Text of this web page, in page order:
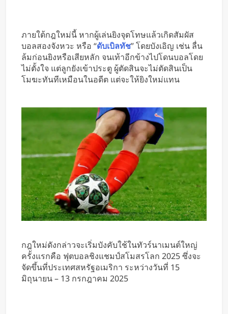
ภายใต้กฎใหม่นี้ หากผู้เล่นยิงจุดโทษแล้วเกิดสัมผัส
บอลสองจังหวะ หรือ “ดับเบิลทัช” โดยบังเอิญ เช่น ลื่น
ล้มก่อนยิงหรือเสียหลัก จนเท้าอีกข้างไปโดนบอลโดย
ไม่ตั้งใจ แต่ลูกยังเข้าประตู ผู้ตัดสินจะไม่ตัดสินเป็น
โมฆะทันทีเหมือนในอดีต แต่จะให้ยิงใหม่แทน
กฎใหม่ดังกล่าวจะเริ่มบังคับใช้ในทัวร์นาเมนต์ใหญ่
ครั้งแรกคือ ฟุตบอลชิงแชมป์สโมสรโลก 2025 ซึ่งจะ
จัดขึ้นที่ประเทศสหรัฐอเมริกา ระหว่างวันที่ 15
มิถุนายน – 13 กรกฎาคม 2025